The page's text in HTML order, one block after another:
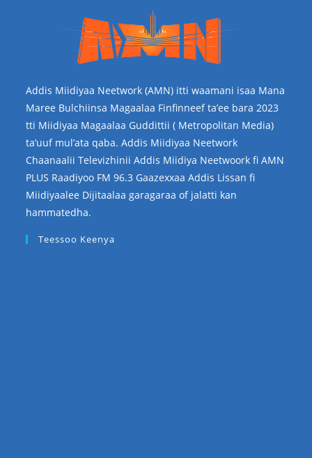
Addis Miidiyaa Neetwork (AMN) itti waamani isaa Mana
Maree Bulchiinsa Magaalaa Finfinneef ta’ee bara 2023
tti Miidiyaa Magaalaa Guddittii ( Metropolitan Media)
ta’uuf mul’ata qaba. Addis Miidiyaa Neetwork
Chaanaalii Televizhinii Addis Miidiya Neetwoork fi AMN
PLUS Raadiyoo FM 96.3 Gaazexxaa Addis Lissan fi
Miidiyaalee Dijitaalaa garagaraa of jalatti kan
hammatedha.
Teessoo Keenya